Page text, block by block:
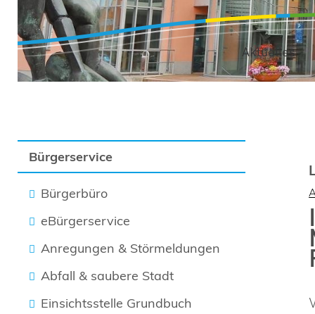
Aktuelles
Bürgerservice
Bürgerbüro
eBürgerservice
Anregungen & Störmeldungen
Abfall & saubere Stadt
Einsichtsstelle Grundbuch